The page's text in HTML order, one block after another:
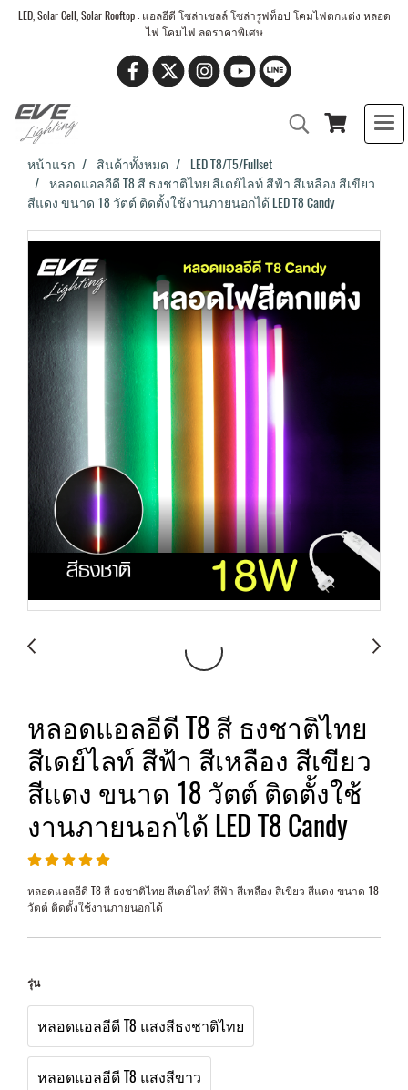
LED, Solar Cell, Solar Rooftop : แอลอีดี โซล่าเซลล์ โซล่ารูฟท็อป โคมไฟตกแต่ง หลอด
ไฟ โคมไฟ ลดราคาพิเศษ
หน้าแรก สินค้าทั้งหมด
LED T8/T5/Fullset
หลอดแอลอีดี T8 สี ธงชาติไทย สีเดย์ไลท์ สีฟ้า สีเหลือง สีเขียว
สีแดง ขนาด 18 วัตต์ ติดตั้งใช้งานภายนอกได้ LED T8 Candy
หลอดแอลอีดี T8 สี ธงชาติไทย
สีเดย์ไลท์ สีฟ้า สีเหลือง สีเขียว
สีแดง ขนาด 18 วัตต์ ติดตั้งใช้
งานภายนอกได้ LED T8 Candy
หลอดแอลอีดี T8 สี ธงชาติไทย สีเดย์ไลท์ สีฟ้า สีเหลือง สีเขียว สีแดง ขนาด 18
วัตต์ ติดตั้งใช้งานภายนอกได้
รุ่น
หลอดแอลอีดี T8 แสงสีธงชาติไทย
หลอดแอลอีดี T8 แสงสีขาว